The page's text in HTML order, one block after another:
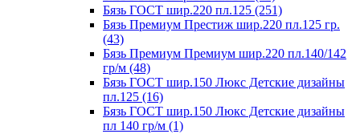
Бязь ГОСТ шир.220 пл.125 (251)
Бязь Премиум Престиж шир.220 пл.125 гр.
(43)
Бязь Премиум Премиум шир.220 пл.140/142
гр/м (48)
Бязь ГОСТ шир.150 Люкс Детские дизайны
пл.125 (16)
Бязь ГОСТ шир.150 Люкс Детские дизайны
пл 140 гр/м (1)